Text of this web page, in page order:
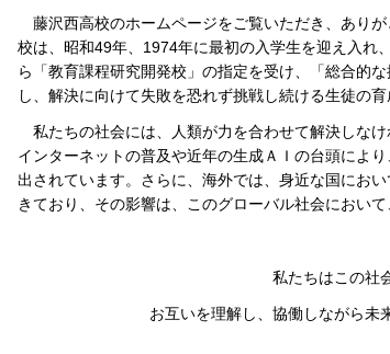
藤沢西高校のホームページをご覧いただき、あり
校は、昭和49年、1974年に最初の入学生を迎え入れ
ら「教育課程研究開発校」の指定を受け、「総合的
し、解決に向けて失敗を恐れず挑戦し続ける生徒の
私たちの社会には、人類が力を合わせて解決しな
インターネットの普及や近年の生成ＡＩの台頭によ
出されています。さらに、海外では、身近な国にお
きており、その影響は、このグローバル社会において
私たちはこの社
お互いを理解し、協働しながら未